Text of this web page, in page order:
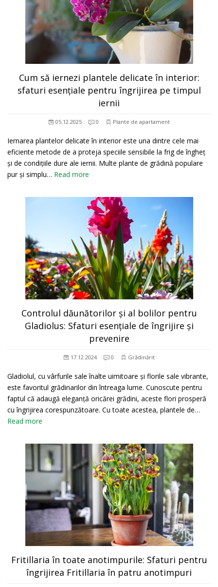
Cum să iernezi plantele delicate în interior:
sfaturi esențiale pentru îngrijirea pe timpul
iernii
05.12.2025 0 Plante de apartament
Iernarea plantelor delicate în interior este una dintre cele mai
eficiente metode de a proteja speciile sensibile la frig de îngheț
și de condițiile dure ale iernii. Multe plante de grădină populare
pur și simplu… Read more
Controlul dăunătorilor și al bolilor pentru
Gladiolus: Sfaturi esențiale de îngrijire și
prevenire
17.12.2024 0 Grădinărit
Gladiolul, cu vârfurile sale înalte uimitoare și florile sale vibrante,
este favoritul grădinarilor din întreaga lume. Cunoscute pentru
faptul că adaugă eleganță oricărei grădini, aceste flori prosperă
cu îngrijirea corespunzătoare. Cu toate acestea, plantele de…
Read more
Fritillaria în toate anotimpurile: Sfaturi pentru
îngrijirea Fritillaria în patru anotimpuri